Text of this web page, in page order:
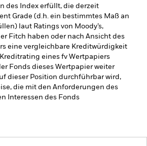
des Index erfüllt, die derzeit
Grade (d.h. ein bestimmtes Maß an
laut Ratings von Moody’s,
Fitch haben oder nach Ansicht des
eine vergleichbare Kreditwürdigkeit
eines fv Wertpapiers
Fonds dieses Wertpapier weiter
dieser Position durchführbar wird,
die mit den Anforderungen des
Interessen des Fonds